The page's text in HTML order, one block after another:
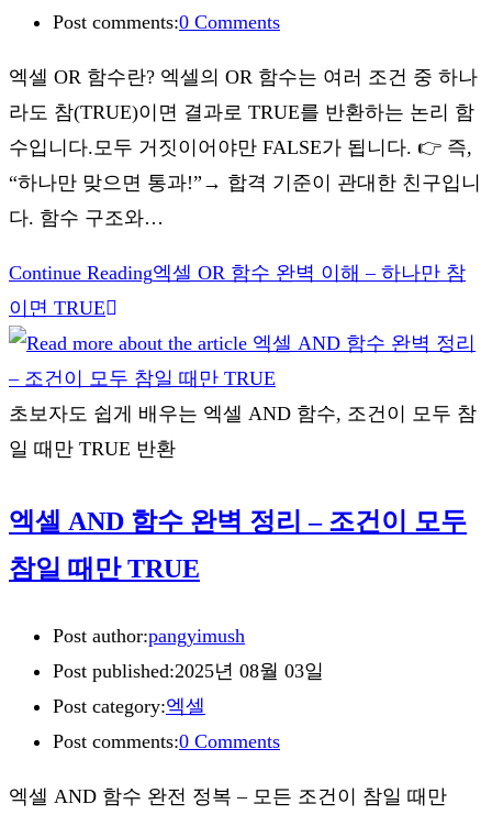
Post comments:0 Comments
엑셀 OR 함수란? 엑셀의 OR 함수는 여러 조건 중 하나
라도 참(TRUE)이면 결과로 TRUE를 반환하는 논리 함
수입니다.모두 거짓이어야만 FALSE가 됩니다. 👉 즉,
“하나만 맞으면 통과!”→ 합격 기준이 관대한 친구입니
다. 함수 구조와…
Continue Reading엑셀 OR 함수 완벽 이해 – 하나만 참
이면 TRUE
초보자도 쉽게 배우는 엑셀 AND 함수, 조건이 모두 참
일 때만 TRUE 반환
엑셀 AND 함수 완벽 정리 – 조건이 모두
참일 때만 TRUE
Post author:pangyimush
Post published:2025년 08월 03일
Post category:엑셀
Post comments:0 Comments
엑셀 AND 함수 완전 정복 – 모든 조건이 참일 때만